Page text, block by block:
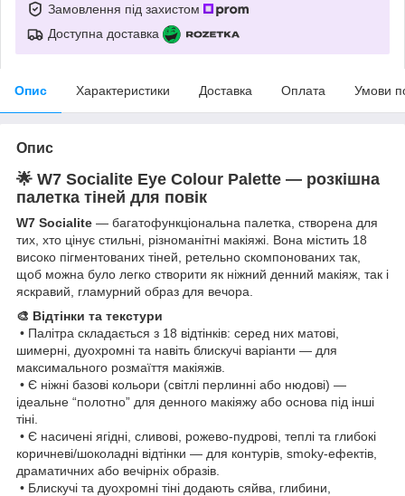
Замовлення під захистом
Доступна доставка
Опис Характеристики Доставка Оплата Умови
Опис
🌟 W7 Socialite Eye Colour Palette — розкішна
палетка тіней для повік
W7 Socialite — багатофункціональна палетка, створена для
тих, хто цінує стильні, різноманітні макіяжі. Вона містить 18
високо пігментованих тіней, ретельно скомпонованих так,
щоб можна було легко створити як ніжний денний макіяж, так і
яскравий, гламурний образ для вечора.
🎨 Відтінки та текстури
• Палітра складається з 18 відтінків: серед них матові,
шимерні, дуохромні та навіть блискучі варіанти — для
максимального розмаїття макіяжів.
• Є ніжні базові кольори (світлі перлинні або нюдові) —
ідеальне “полотно” для денного макіяжу або основа під інші
тіні.
• Є насичені ягідні, сливові, рожево‑пудрові, теплі та глибокі
коричневі/шоколадні відтінки — для контурів, smoky‑ефектів,
драматичних або вечірніх образів.
• Блискучі та дуохромні тіні додають сяйва, глибини,